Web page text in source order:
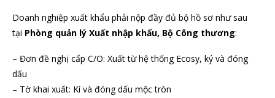
Doanh nghiệp xuất khẩu phải nộp đầy đủ bộ hồ sơ như sau
tại Phòng quản lý Xuất nhập khẩu, Bộ Công thương:
– Đơn đề nghị cấp C/O: Xuất từ hệ thống Ecosy, ký và đóng
dấu
– Tờ khai xuất: Kí và đóng dấu mộc tròn